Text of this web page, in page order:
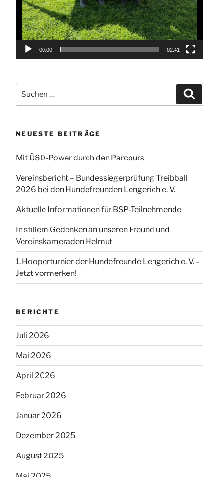
00:00 02:41
nach:
NEUESTE BEITRÄGE
Mit Ü80-Power durch den Parcours
Vereinsbericht – Bundessiegerprüfung Treibball
2026 bei den Hundefreunden Lengerich e. V.
Aktuelle Informationen für BSP-Teilnehmende
In stillem Gedenken an unseren Freund und
Vereinskameraden Helmut
1. Hooperturnier der Hundefreunde Lengerich e. V. –
Jetzt vormerken!
BERICHTE
Juli 2026
Mai 2026
April 2026
Februar 2026
Januar 2026
Dezember 2025
August 2025